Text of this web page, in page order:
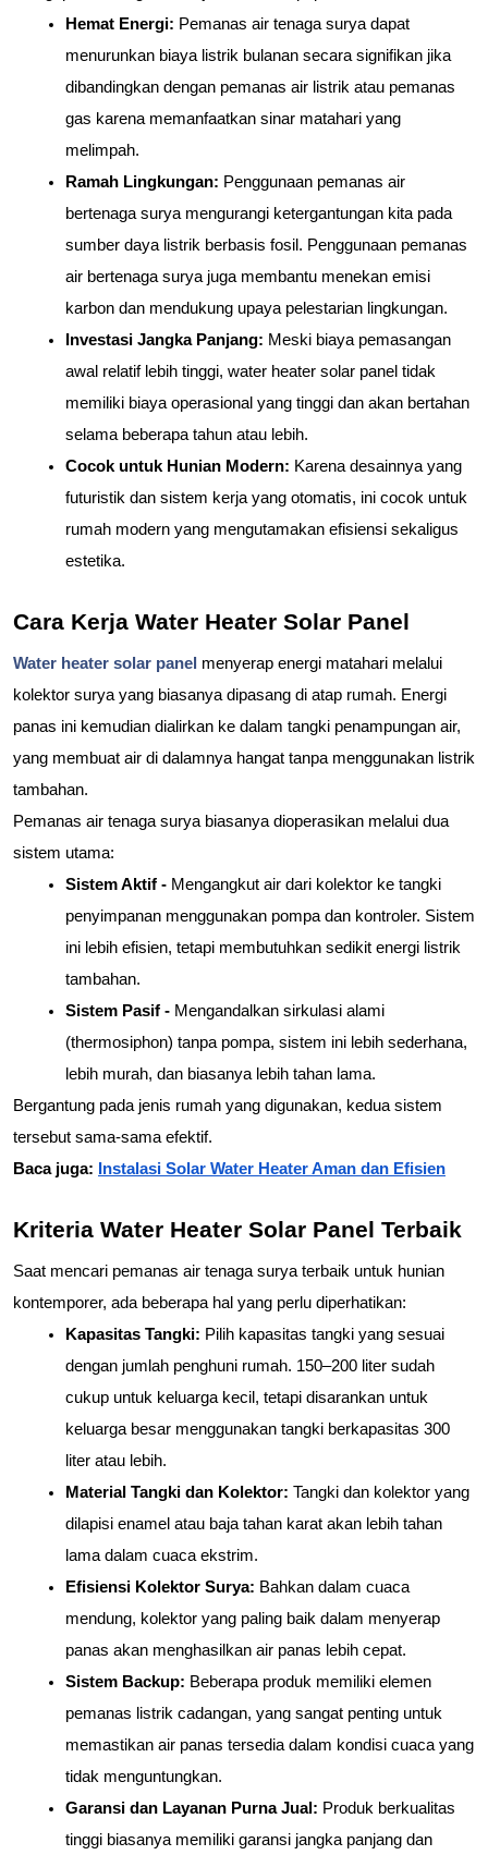
Hemat Energi: Pemanas air tenaga surya dapat
menurunkan biaya listrik bulanan secara signifikan jika
dibandingkan dengan pemanas air listrik atau pemanas
gas karena memanfaatkan sinar matahari yang
melimpah.
Ramah Lingkungan: Penggunaan pemanas air
bertenaga surya mengurangi ketergantungan kita pada
sumber daya listrik berbasis fosil. Penggunaan pemanas
air bertenaga surya juga membantu menekan emisi
karbon dan mendukung upaya pelestarian lingkungan.
Investasi Jangka Panjang: Meski biaya pemasangan
awal relatif lebih tinggi, water heater solar panel tidak
memiliki biaya operasional yang tinggi dan akan bertahan
selama beberapa tahun atau lebih.
Cocok untuk Hunian Modern: Karena desainnya yang
futuristik dan sistem kerja yang otomatis, ini cocok untuk
rumah modern yang mengutamakan efisiensi sekaligus
estetika.
Cara Kerja Water Heater Solar Panel
Water heater solar panel menyerap energi matahari melalui
kolektor surya yang biasanya dipasang di atap rumah. Energi
panas ini kemudian dialirkan ke dalam tangki penampungan air,
yang membuat air di dalamnya hangat tanpa menggunakan listrik
tambahan.
Pemanas air tenaga surya biasanya dioperasikan melalui dua
sistem utama:
Sistem Aktif - Mengangkut air dari kolektor ke tangki
penyimpanan menggunakan pompa dan kontroler. Sistem
ini lebih efisien, tetapi membutuhkan sedikit energi listrik
tambahan.
Sistem Pasif - Mengandalkan sirkulasi alami
(thermosiphon) tanpa pompa, sistem ini lebih sederhana,
lebih murah, dan biasanya lebih tahan lama.
Bergantung pada jenis rumah yang digunakan, kedua sistem
tersebut sama-sama efektif.
Baca juga:
Instalasi Solar Water Heater Aman dan Efisien
Kriteria Water Heater Solar Panel Terbaik
Saat mencari pemanas air tenaga surya terbaik untuk hunian
kontemporer, ada beberapa hal yang perlu diperhatikan:
Kapasitas Tangki: Pilih kapasitas tangki yang sesuai
dengan jumlah penghuni rumah. 150–200 liter sudah
cukup untuk keluarga kecil, tetapi disarankan untuk
keluarga besar menggunakan tangki berkapasitas 300
liter atau lebih.
Material Tangki dan Kolektor: Tangki dan kolektor yang
dilapisi enamel atau baja tahan karat akan lebih tahan
lama dalam cuaca ekstrim.
Efisiensi Kolektor Surya: Bahkan dalam cuaca
mendung, kolektor yang paling baik dalam menyerap
panas akan menghasilkan air panas lebih cepat.
Sistem Backup: Beberapa produk memiliki elemen
pemanas listrik cadangan, yang sangat penting untuk
memastikan air panas tersedia dalam kondisi cuaca yang
tidak menguntungkan.
Garansi dan Layanan Purna Jual: Produk berkualitas
tinggi biasanya memiliki garansi jangka panjang dan